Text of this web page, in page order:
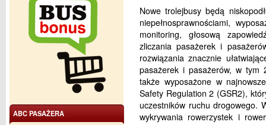
Nowe trolejbusy będą
niepełnosprawnościami,
monitoring, głosową
zliczania pasażerek i
rozwiązania znacznie
pasażerek i pasażerów, w tym
także wyposażone w
Safety Regulation 2 (GSR2),
uczestników ruchu drogowego.
wykrywania rowerzystek i
ABC PASAŻERA